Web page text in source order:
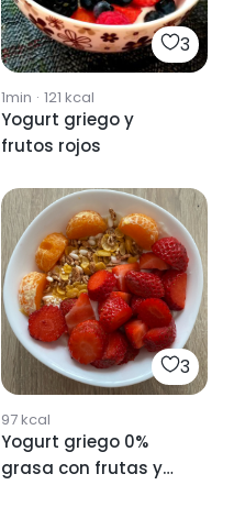
3
1min · 121 kcal
Yogurt griego y
frutos rojos
3
97kcal
Yogurt griego 0%
grasa con frutas y